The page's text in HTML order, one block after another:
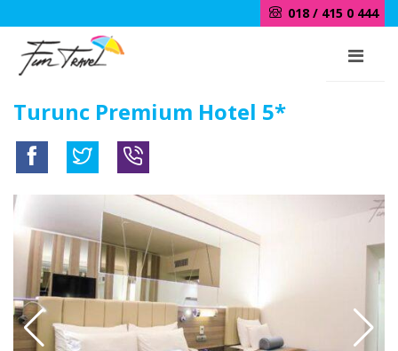
018 / 415 0 444
Turunc Premium Hotel 5*
20km od centra